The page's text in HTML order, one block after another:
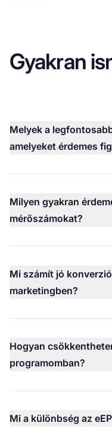
Gyakran
Melyek a
amelyeket érdemes
Milyen gyakran
mérőszámokat?
Mi számít jó
marketingben?
Hogyan
programomban?
Mi a különbség az